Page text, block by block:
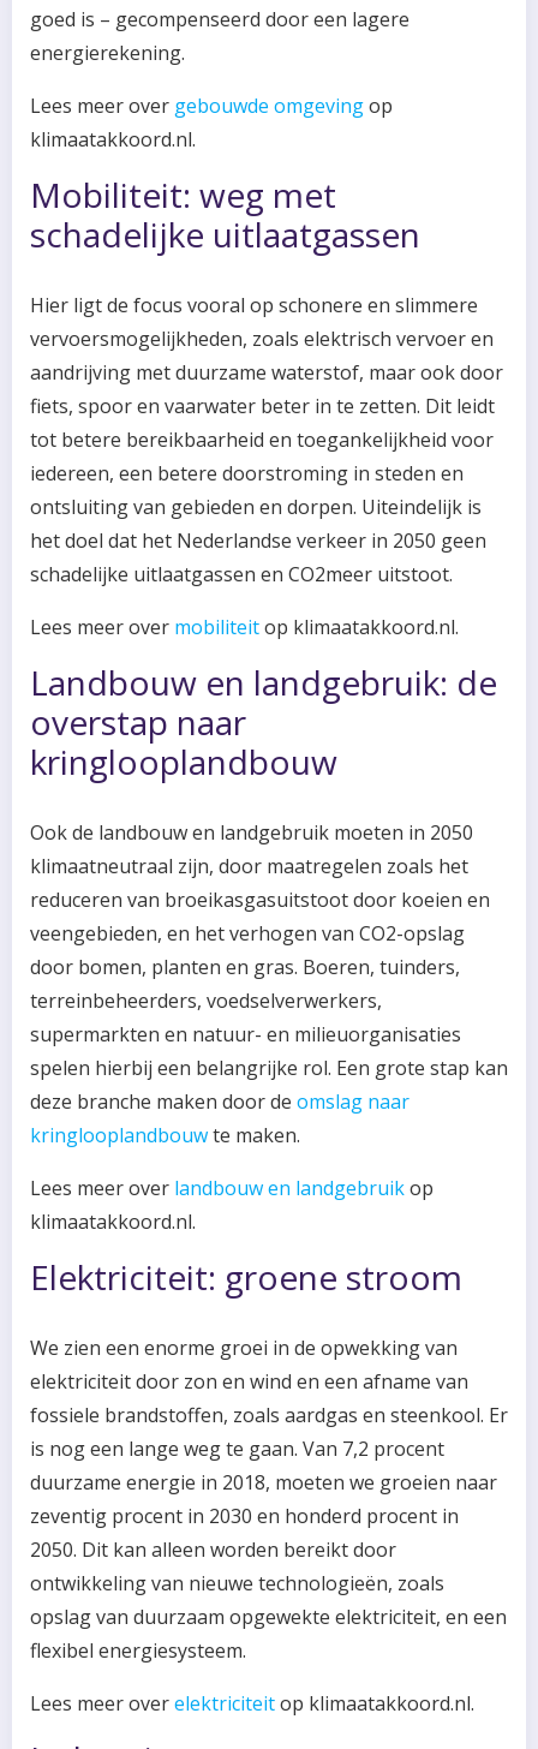
goed is – gecompenseerd door een lagere
energierekening.
Lees meer over gebouwde omgevingop
klimaatakkoord.nl.
Mobiliteit: weg met
schadelijke uitlaatgassen
Hier ligt de focus vooral op schonere en slimmere
vervoersmogelijkheden, zoals elektrisch vervoer en
aandrijving met duurzame waterstof, maar ook door
fiets, spoor en vaarwater beter in te zetten. Dit leidt
tot betere bereikbaarheid en toegankelijkheid voor
iedereen, een betere doorstroming in steden en
ontsluiting van gebieden en dorpen. Uiteindelijk is
het doel dat het Nederlandse verkeer in 2050 geen
schadelijke uitlaatgassen en CO2meer uitstoot.
Lees meer over mobiliteitop klimaatakkoord.nl.
Landbouw en landgebruik: de
overstap naar
kringlooplandbouw
Ook de landbouw en landgebruik moeten in 2050
klimaatneutraal zijn, door maatregelen zoals het
reduceren van broeikasgasuitstoot door koeien en
veengebieden, en het verhogen van CO2-opslag
door bomen, planten en gras. Boeren, tuinders,
terreinbeheerders, voedselverwerkers,
supermarkten en natuur- en milieuorganisaties
spelen hierbij een belangrijke rol. Een grote stap kan
deze branche maken door de omslag naar
kringlooplandbouwte maken.
Lees meer over landbouw en landgebruikop
klimaatakkoord.nl.
Elektriciteit: groene stroom
We zien een enorme groei in de opwekking van
elektriciteit door zon en wind en een afname van
fossiele brandstoffen, zoals aardgas en steenkool. Er
is nog een lange weg te gaan. Van 7,2 procent
duurzame energie in 2018, moeten we groeien naar
zeventig procent in 2030 en honderd procent in
2050. Dit kan alleen worden bereikt door
ontwikkeling van nieuwe technologieën, zoals
opslag van duurzaam opgewekte elektriciteit, en een
flexibel energiesysteem.
Lees meer overelektriciteitop klimaatakkoord.nl.